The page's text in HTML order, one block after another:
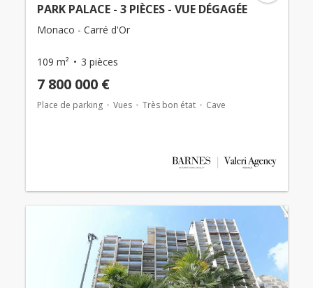
PARK PALACE - 3 PIÈCES - VUE DÉGAGÉE
Monaco - Carré d'Or
109 m² 3 pièces
7 800 000 €
Place de parking Vues Très bon état Cave